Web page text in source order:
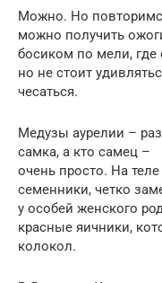
Можно. Но
можно получить
босиком по мели,
но не стоит
чесаться.
Медузы аурелии –
самка, а кто самец –
очень просто. На
семенники, четко
у особей женского
красные яичники,
колокол.